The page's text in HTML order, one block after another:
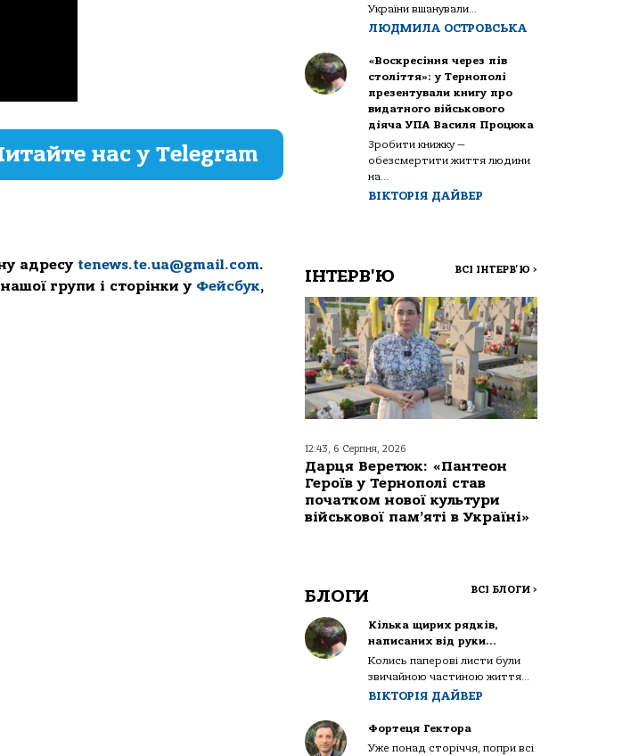
нас у Telegram
адресу tenews.te.ua@gmail.com.
групи і сторінки у Фейсбук,
України вшанували...
ЛЮДМИЛА ОСТРОВСЬКА
«Воскресіння через пів
століття»: у Тернополі
презентували книгу про
видатного військового
діяча УПА Василя Процюка
Зробити книжку —
обезсмертити життя людини
на...
ВІКТОРІЯ ДАЙВЕР
ІНТЕРВ'Ю ВСІ ІНТЕРВ'Ю >
12:43, 6 Серпня, 2026
Дарця Веретюк: «Пантеон
Героїв у Тернополі став
початком нової культури
військової пам’яті в Україні»
БЛОГИ ВСІ БЛОГИ >
Кілька щирих рядків,
написаних від руки…
Колись паперові листи були
звичайною частиною життя...
ВІКТОРІЯ ДАЙВЕР
Фортеця Гектора
Уже понад сторіччя, попри всі